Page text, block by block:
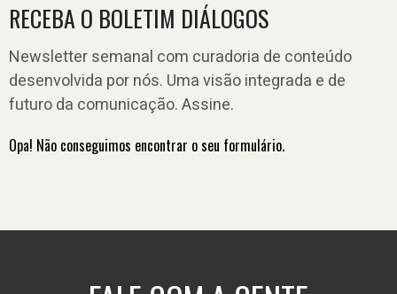
RECEBA O BOLETIM DIÁLOGOS
Newsletter semanal com curadoria de conteúdo
desenvolvida por nós. Uma visão integrada e de
futuro da comunicação. Assine.
Opa! Não conseguimos encontrar o seu formulário.